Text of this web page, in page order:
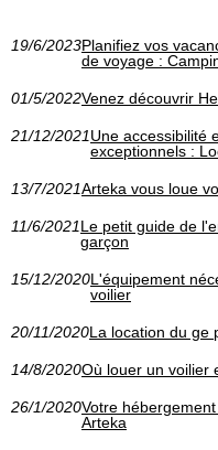
19/6/2023Planifiez vos
de voyage :
01/5/2022Venez découvrir
21/12/2021Une accessibilité
exceptionnels :
13/7/2021Arteka vous loue
11/6/2021Le petit guide de
garçon
15/12/2020L'équipement
voilier
20/11/2020La location du ge
14/8/2020Où louer un voilier
26/1/2020Votre
Arteka